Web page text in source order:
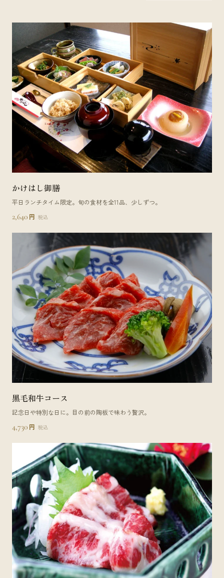
かけはし御膳
平日ランチタイム限定。旬の食材を全11品、少しずつ。
2,640 円 税込
黒毛和牛コース
記念日や特別な日に。目の前の陶板で味わう贅沢。
4,730 円 税込